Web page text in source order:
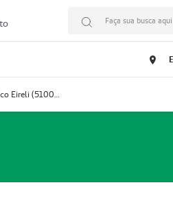
Faça sua busca aqui
Prestador Mosaicum Espaço Clínico Eireli (51004355-5)